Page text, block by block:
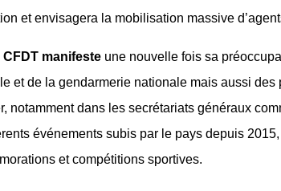
et envisagera la mobilisation massive
CFDT manifeste une nouvelle fois sa
et de la gendarmerie nationale mais aussi
notamment dans les secrétariats généraux
événements subis par le pays depuis
et compétitions sportives.